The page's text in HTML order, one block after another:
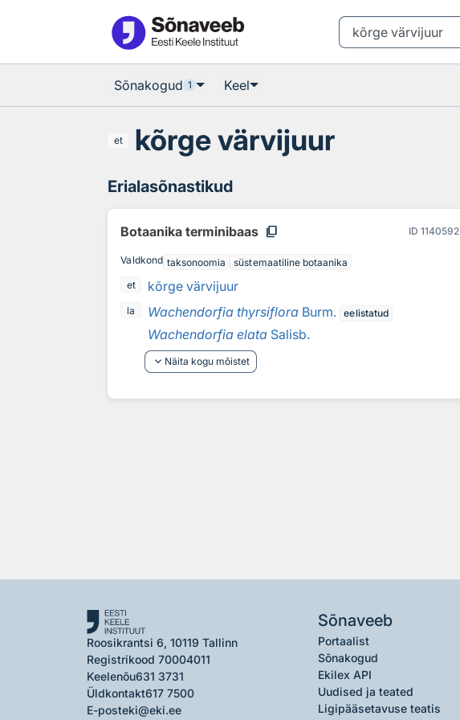
Sõnakogud 1 Keel
et kõrge värvijuur
Erialasõnastikud
Botaanika terminibaas content_copy ID 1140592
Valdkond taksonoomia
süstemaatiline botaanika
et
kõrge värvijuur
la Wachendorfia thyrsiflora Burm. eelistatud
Wachendorfia elata Salisb.
keyboard_arrow_down Näita kogu mõistet
Roosikrantsi 6, 10119 Tallinn
Registrikood 70004011
Keelenõu631 3731
Üldkontakt617 7500
E-posteki@eki.ee
Sõnaveeb
Portaalist
Sõnakogud
Ekilex API
Uudised ja teated
Ligipääsetavuse teatis